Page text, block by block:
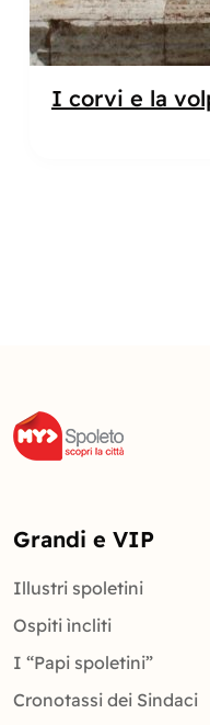
I corvi e la
Grandi e VIP
Illustri spoletini
Ospiti ìncliti
I “Papi spoletini”
Cronotassi dei Sindaci